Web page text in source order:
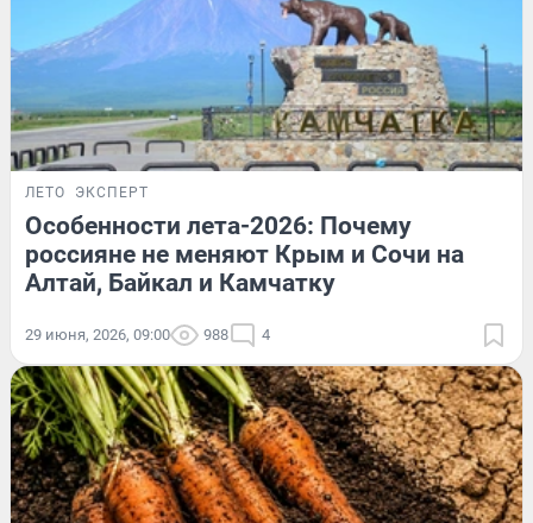
ЛЕТО ЭКСПЕРТ
Особенности лета-2026: Почему
россияне не меняют Крым и Сочи на
Алтай, Байкал и Камчатку
29 июня, 2026, 09:00 988 4